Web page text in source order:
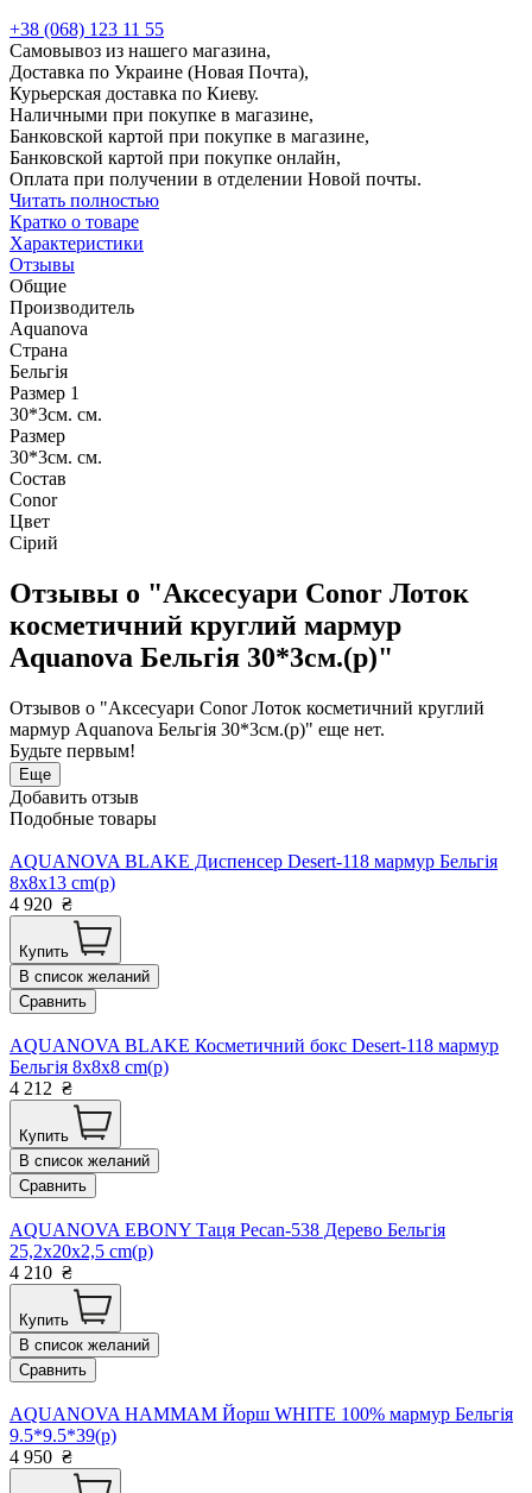
+38 (068) 123 11 55
Самовывоз из нашего магазина,
Доставка по Украине (Новая Почта),
Курьерская доставка по Киеву.
Наличными при покупке в магазине,
Банковской картой при покупке в магазине,
Банковской картой при покупке онлайн,
Оплата при получении в отделении Новой почты.
Читать полностью
Кратко о товаре
Характеристики
Отзывы
Общие
Производитель
Aquanova
Страна
Бельгія
Размер 1
30*3см. см.
Размер
30*3см. см.
Состав
Conor
Цвет
Сірий
Отзывы о "Аксесуари Conor Лоток
косметичний круглий мармур
Aquanova Бельгія 30*3см.(р)"
Отзывов о "Аксесуари Conor Лоток косметичний круглий
мармур Aquanova Бельгія 30*3см.(р)" еще нет.
Будьте первым!
Еще
Добавить отзыв
Подобные товары
AQUANOVA BLAKE Диспенсер Desert-118 мармур Бельгія
8x8x13 cm(р)
4 920 ₴
Купить
В список желаний
Сравнить
AQUANOVA BLAKE Косметичний бокс Desert-118 мармур
Бельгія 8x8x8 cm(р)
4 212 ₴
Купить
В список желаний
Сравнить
AQUANOVA EBONY Таця Pecan-538 Дерево Бельгія
25,2x20x2,5 cm(р)
4 210 ₴
Купить
В список желаний
Сравнить
AQUANOVA HAMMAM Йорш WHITE 100% мармур Бельгія
9.5*9.5*39(р)
4 950 ₴